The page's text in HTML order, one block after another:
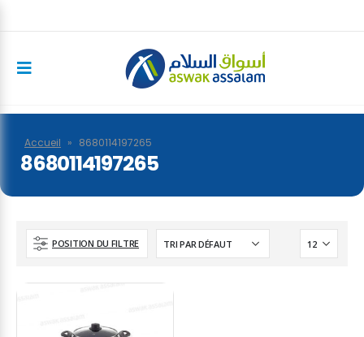
Accueil » 8680114197265
8680114197265
POSITION DU FILTRE